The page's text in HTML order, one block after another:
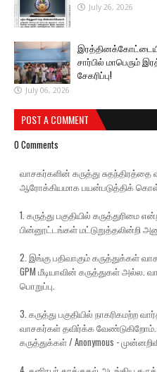
July 26, 2026
சார்பில் மாபெரும்
சேகரிப்பு!
July 06, 2026
POST A COMMENT
0 Comments
வாசகர்களின் கருத்து
ஆரோக்கியமாக பயன்படுத்திக்
1. கருத்து பகுதியில்
பின்னூட்டங்கள் மட்டுறுத்தலின்றி
2. இங்கு பதிவாகும் கருத்துக்கள்
GPM மீடியாவின் கருத்துகள் அல்ல.
பொறுப்பு.
3. கருத்து பகுதியில் நாகரிகமற்ற
வாசகர்கள் தவிர்க்க
கருத்துக்கள் / Anonymous -